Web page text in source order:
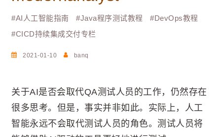
#AI人工智能指南 #Java程序测试教程 #DevOps教程
#CICD持续集成交付专栏
2021-01-10 banq
关于AI是否会取代QA测试人员的工作，仍然存在
很多思考。但是，事实并非如此。实际上，人工
智能永远不会取代测试人员的角色。测试人员将